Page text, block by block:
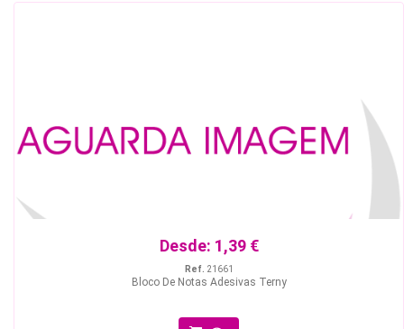
Desde: 1,39 €
Ref. 21661
Bloco De Notas Adesivas Terny